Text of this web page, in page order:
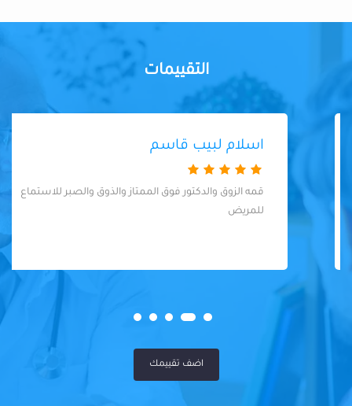
التقييمات
اسلام لبيب قاسم
قمه الزوق والدكتور فوق الممتاز والذوق والصبر للاستماع
اضف تقييمك